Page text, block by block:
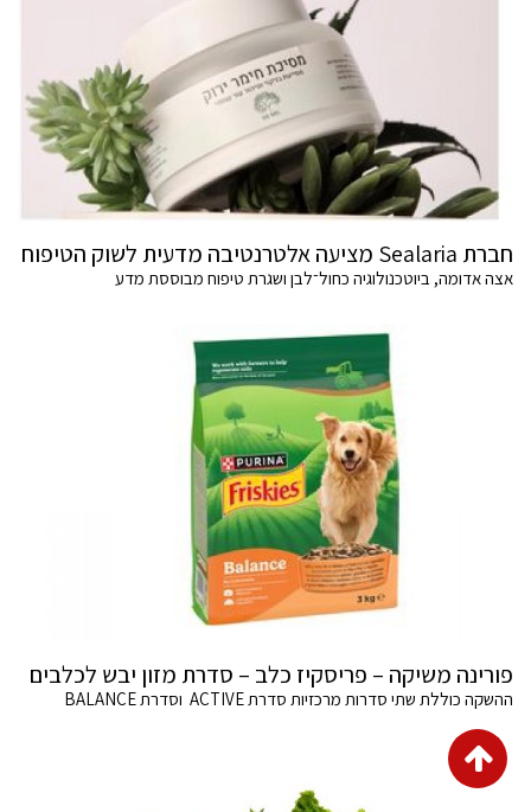
חברת Sealaria מציעה אלטרנטיבה מדעית לשוק הטיפוח
אצה אדומה, ביוטכנולוגיה כחול־לבן ושגרת טיפוח מבוססת מדע
פורינה משיקה – פריסקיז כלב – סדרת מזון יבש לכלבים
ההשקה כוללת שתי סדרות מרכזיות סדרת ACTIVE וסדרת BALANCE
גלילה
לראש